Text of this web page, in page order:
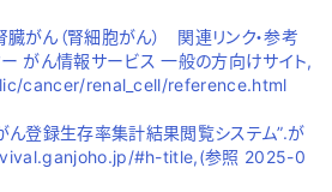
がん（腎細胞がん） 関連リンク・参考
がん情報サービス 一般の方向けサイト,
cancer/renal_cell/reference.html
ん登録生存率集計結果閲覧システム”.が
#h-title,(参照 2025-0